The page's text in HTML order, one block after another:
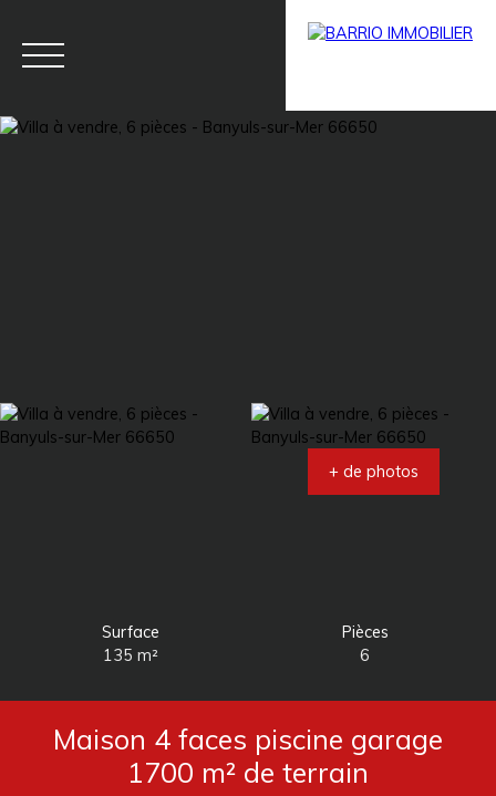
+ de photos
Surface
135m²
Pièces
6
Maison 4 faces piscine garage
1700 m² de terrain